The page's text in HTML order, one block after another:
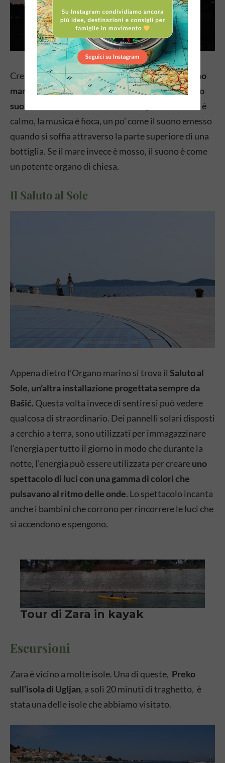
Creato dall’architetto croato Nikola Bašić,l’organo
marino è uno strumento musicale che affida il suo
suono all’ andamento delle onde
. Quando il mare è
calmo, la musica è fioca, un po’ come il suono emesso
quando si soffia attraverso la parte superiore di una
bottiglia. Se il mare invece è mosso, il suono è come
un potente organo di chiesa.
Il Saluto al Sole
Appena dietro l’Organo marino si trova il Saluto al
Sole, un’altra installazione progettata sempre da
Bašić.Questa volta invece di sentire si può vedere
qualcosa di straordinario. Dei pannelli solari disposti
a cerchio a terra, sono utilizzati per immagazzinare
l’energia per tutto il giorno in modo che durante la
notte, l’energia può essere utilizzata per creareuno
spettacolo di luci con una gamma di colori che
pulsavano al ritmo delle onde. Lo spettacolo incanta
anche i bambini che corrono per rincorrere le luci che
si accendono e spengono.
Escursioni
Zara è vicino a molte isole. Una di queste, Preko
sull’isola di Ugljan, a soli 20 minuti di traghetto, è
stata una delle isole che abbiamo visitato.